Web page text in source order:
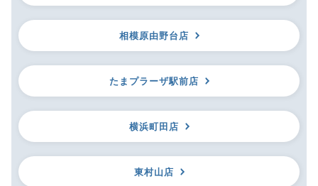
相模原由野台店
たまプラーザ駅前店
横浜町田店
東村山店